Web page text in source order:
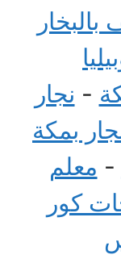
- نجار
بمكة
- معلم
كور